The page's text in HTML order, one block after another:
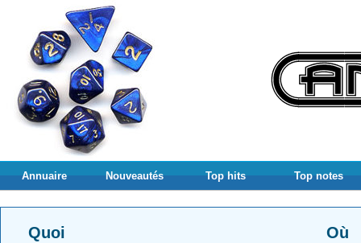
Annuaire Nouveautés Top hits Top notes
Quoi Où